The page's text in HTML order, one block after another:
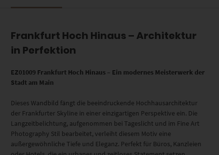
Frankfurt Hoch Hinaus – Architektur
in Perfektion
EZ01009 Frankfurt Hoch Hinaus – Ein modernes Meisterwerk der
Stadt am Main
Dieses Wandbild fängt die beeindruckende Hochhausarchitektur
der Frankfurter Skyline in einer einzigartigen Perspektive ein. Die
Langzeitbelichtung, aufgenommen bei Tageslicht und im Fine Art
Photography Stil bearbeitet, verleiht diesem Motiv eine
außergewöhnliche Tiefe und Eleganz. Perfekt für Büros, Kanzleien